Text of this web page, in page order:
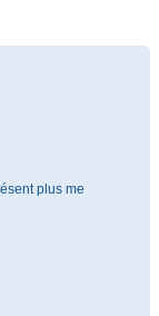
plus me